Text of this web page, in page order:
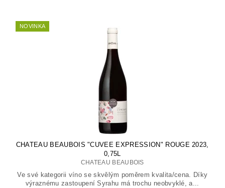
NOVINKA
CHATEAU BEAUBOIS "CUVEE EXPRESSION" ROUGE 2023,
0,75L
CHATEAU BEAUBOIS
Ve své kategorii víno se skvělým poměrem kvalita/cena. Díky
výraznému zastoupení Syrahu má trochu neobvyklé, a...